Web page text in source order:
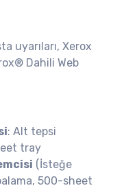
uyarıları, Xerox
Dahili Web
: Alt tepsi
tray
(İsteğe
500-sheet